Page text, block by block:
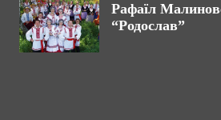
Рафаїл
“Родослав”